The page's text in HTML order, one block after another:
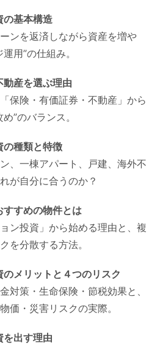
の基本構造
ンを返済しながら資産を増や
用”の仕組み。
動産を選ぶ理由
保険・有価証券・不動産」から
”のバランス。
の種類と特徴
、一棟アパート、戸建、海外不
が自分に合うのか？
すすめの物件とは
ョン投資」から始める理由と、複
を分散する方法。
のメリットと４つのリスク
対策・生命保険・節税効果と、
価・災害リスクの実際。
を出す理由